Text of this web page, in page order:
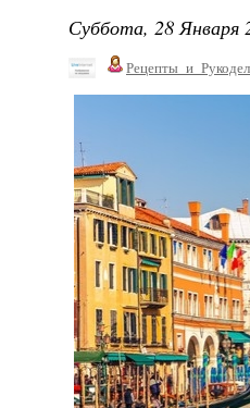
Суббота, 28 Января